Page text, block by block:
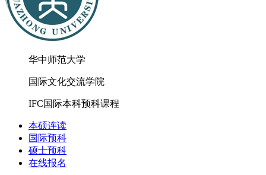
华中师范大学
国际文化交流学院
IFC国际本科预科课程
本硕连读
国际预科
硕士预科
在线报名